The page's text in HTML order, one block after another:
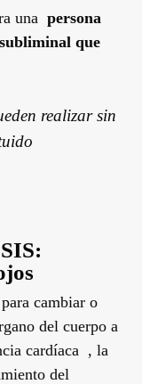
una persona
subliminal que
realizar sin
:
cambiar o
del cuerpo a
cardíaca , la
del